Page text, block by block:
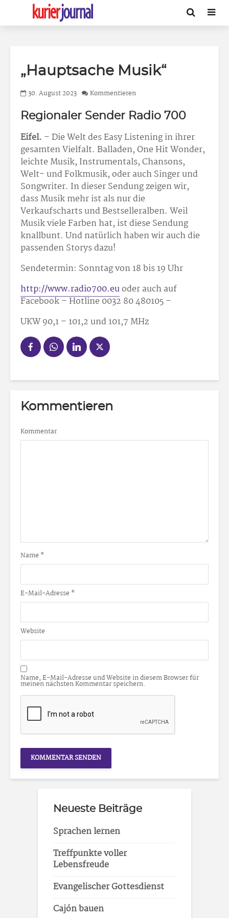
„Hauptsache Musik“
30. August 2023 Kommentieren
Regionaler Sender Radio 700
Eifel. – Die Welt des Easy Listening in ihrer
gesamten Vielfalt. Balladen, One Hit Wonder,
leichte Musik, Instrumentals, Chansons,
Welt- und Folkmusik, oder auch Singer und
Songwriter. In dieser Sendung zeigen wir,
dass Musik mehr ist als nur die
Verkaufscharts und Bestselleralben. Weil
Musik viele Farben hat, ist diese Sendung
knallbunt. Und natürlich haben wir auch die
passenden Storys dazu!
Sendetermin: Sonntag von 18 bis 19 Uhr
http://www.radio700.euoder auch auf
Facebook – Hotline 0032 80 480105 –
UKW 90,1 – 101,2 und 101,7 MHz
Kommentieren
Kommentar
Name *
E-Mail-Adresse *
Website
Name, E-Mail-Adresse und Website in diesem Browser für
meinen nächsten Kommentar speichern.
Neueste Beiträge
Sprachen lernen
Treffpunkte voller
Lebensfreude
Evangelischer Gottesdienst
Cajón bauen